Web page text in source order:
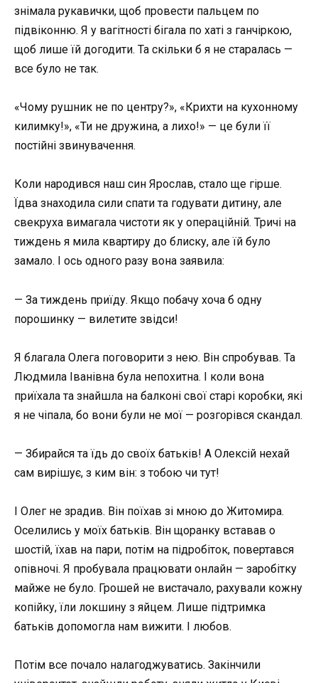
знімала рукавички, щоб провести пальцем по
підвіконню. Я у вагітності бігала по хаті з ганчіркою,
щоб лише їй догодити. Та скільки б я не старалась —
все було не так.
«Чому рушник не по центру?», «Крихти на кухонному
килимку!», «Ти не дружина, а лихо!» — це були її
постійні звинувачення.
Коли народився наш син Ярослав, стало ще гірше.
Їдва знаходила сили спати та годувати дитину, але
свекруха вимагала чистоти як у операційній. Тричі на
тиждень я мила квартиру до блиску, але їй було
замало. І ось одного разу вона заявила:
— За тиждень приїду. Якщо побачу хоча б одну
порошинку — вилетите звідси!
Я благала Олега поговорити з нею. Він спробував. Та
Людмила Іванівна була непохитна. І коли вона
приїхала та знайшла на балконі свої старі коробки, які
я не чіпала, бо вони були не мої — розгорівся скандал.
— Збирайся та їдь до своїх батьків! А Олексій нехай
сам вирішує, з ким він: з тобою чи тут!
І Олег не зрадив. Він поїхав зі мною до Житомира.
Оселились у моїх батьків. Він щоранку вставав о
шостій, їхав на пари, потім на підробіток, повертався
опівночі. Я пробувала працювати онлайн — заробітку
майже не було. Грошей не вистачало, рахували кожну
копійку, їли локшину з яйцем. Лише підтримка
батьків допомогла нам вижити. І любов.
Потім все почало налагоджуватись. Закінчили